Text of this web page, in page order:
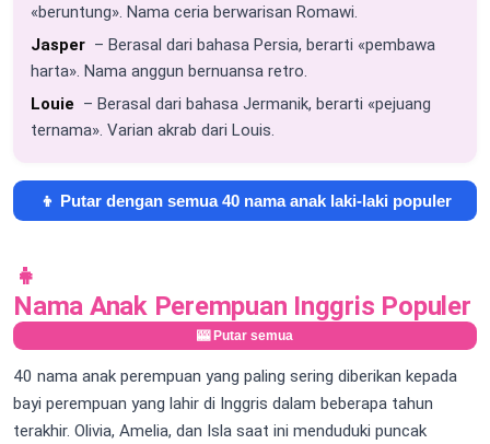
«beruntung». Nama ceria berwarisan Romawi.
Jasper – Berasal dari bahasa Persia, berarti «pembawa
harta». Nama anggun bernuansa retro.
Louie – Berasal dari bahasa Jermanik, berarti «pejuang
ternama». Varian akrab dari Louis.
👦 Putar dengan semua 40 nama anak laki-laki populer
👧
Nama Anak Perempuan Inggris Populer
🎰 Putar semua
40 nama anak perempuan yang paling sering diberikan kepada
bayi perempuan yang lahir di Inggris dalam beberapa tahun
terakhir. Olivia, Amelia, dan Isla saat ini menduduki puncak